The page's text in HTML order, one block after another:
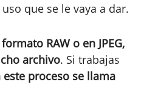
que se le vaya a dar.
RAW o en JPEG,
archivo. Si trabajas
proceso se llama